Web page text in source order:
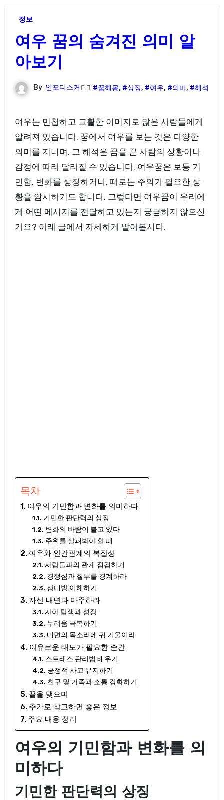
정보
여우 꿈의 숨겨진 의미 알
아보기
By 인포디스커 #꿈해몽, #상징, #여우, #의미, #해석
여우는 민첩하고 교활한 이미지로 많은 사람들에게
알려져 있습니다. 꿈에서 여우를 보는 것은 다양한
의미를 지니며, 그 해석은 꿈을 꾼 사람의 상황이나
감정에 따라 달라질 수 있습니다. 여우꿈은 보통 기
민함, 변화를 상징하거나, 때로는 주의가 필요한 상
황을 암시하기도 합니다. 그렇다면 여우꿈이 우리에
게 어떤 메시지를 전달하고 있는지 궁금하지 않으신
가요? 아래 글에서 자세하게 알아봅시다.
목차
여우의 기민함과 변화를 의미하다
기민한 판단력의 상징
변화의 바람이 불고 있다
주위를 살펴봐야 할 때
여우와 인간관계의 복잡성
사람들과의 관계 점검하기
경쟁심과 질투를 경계하라
상대방 이해하기
자신 내면과 마주하라
자아 탐색과 성장
두려움 극복하기
내면의 목소리에 귀 기울이라
여유로운 태도가 필요한 순간
스트레스 관리법 배우기
긍정적 사고 유지하기
친구 및 가족과 소통 강화하기
끝을 맺으며
추가로 참고하면 좋은 정보
주요 내용 정리
여우의 기민함과 변화를 의
미하다
기민한 판단력의 상징